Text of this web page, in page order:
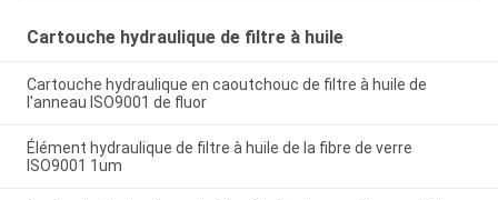
Cartouche hydraulique de filtre à huile
Cartouche hydraulique en caoutchouc de filtre à huile de
l'anneau ISO9001 de fluor
Élément hydraulique de filtre à huile de la fibre de verre
ISO9001 1um